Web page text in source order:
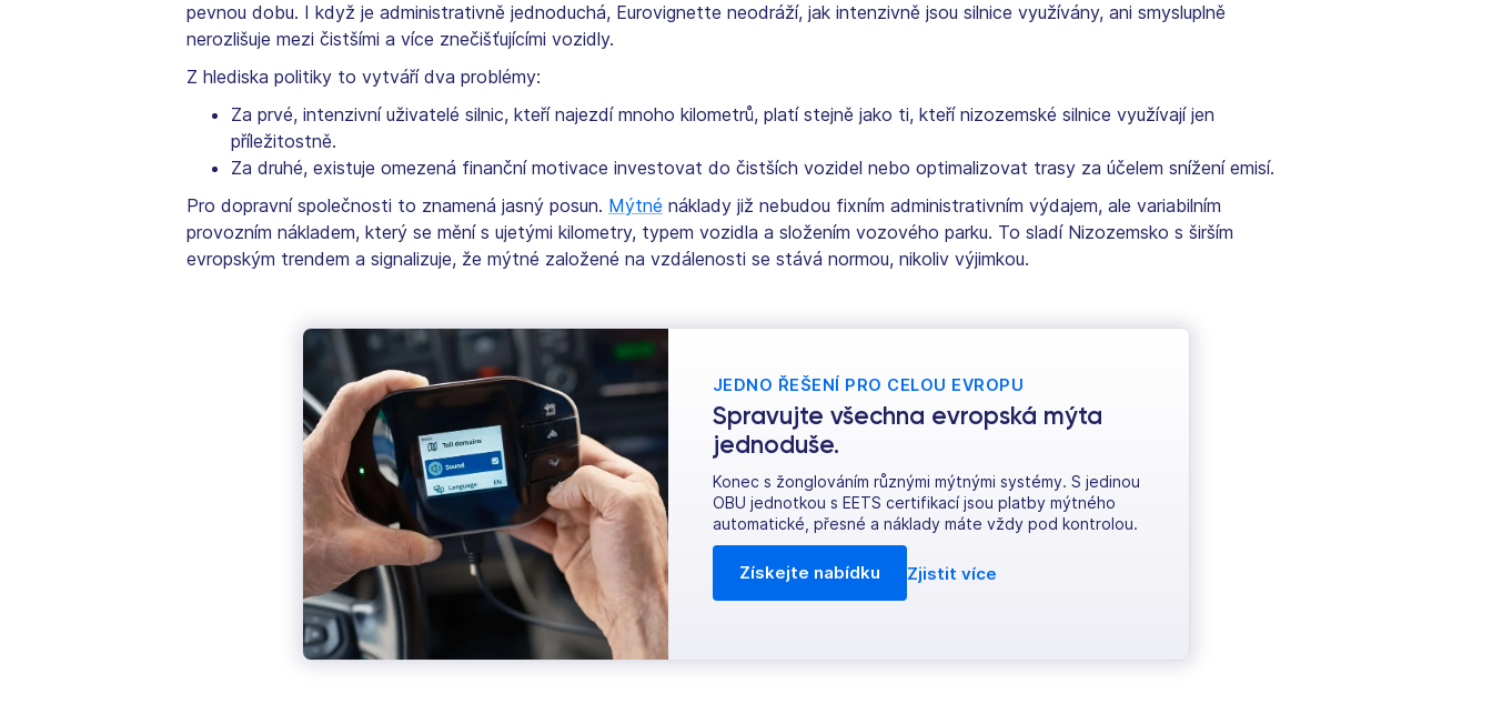
pevnou dobu. I když je administrativně jednoduchá, Eurovignette neodráží, jak intenzivně jsou silnice využívány, ani smysluplně
nerozlišuje mezi čistšími a více znečišťujícími vozidly.
Z hlediska politiky to vytváří dva problémy:
Za prvé, intenzivní uživatelé silnic, kteří najezdí mnoho kilometrů, platí stejně jako ti, kteří nizozemské silnice využívají jen
příležitostně.
Za druhé, existuje omezená finanční motivace investovat do čistších vozidel nebo optimalizovat trasy za účelem snížení emisí.
Pro dopravní společnosti to znamená jasný posun. Mýtné náklady již nebudou fixním administrativním výdajem, ale variabilním
provozním nákladem, který se mění s ujetými kilometry, typem vozidla a složením vozového parku. To sladí Nizozemsko s širším
evropským trendem a signalizuje, že mýtné založené na vzdálenosti se stává normou, nikoliv výjimkou.
JEDNO ŘEŠENÍ PRO CELOU EVROPU
Spravujte všechna evropská mýta
jednoduše.
Konec s žonglováním různými mýtnými systémy. S jedinou
OBU jednotkou s EETS certifikací jsou platby mýtného
automatické, přesné a náklady máte vždy pod kontrolou.
Získejte nabídku Zjistit více